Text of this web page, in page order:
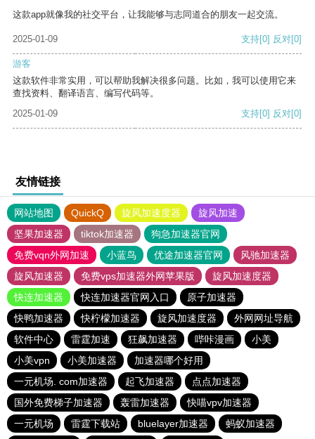
这款app就像我的社交平台，让我能够与志同道合的朋友一起交流。
2025-01-09 支持[0] 反对[0]
游客
这款软件非常实用，可以帮助我解决很多问题。比如，我可以使用它来
查找资料、翻译语言、编写代码等。
2025-01-09
支持[0] 反对[0]
友情链接
网站地图 QuickQ 旋风加速度器
旋风加速
坚果加速器
tiktok加速器
狗急加速器官网
免费vqn外网加速
小蓝鸟 优途加速器官网
风驰加速器
旋风加速器
免费vps加速器外网苹果版
旋风加速度器
快连加速器
快连加速器官网入口
原子加速器
快鸭加速器
快柠檬加速器 旋风加速度器
外网网址导航
软件中心
雷霆加速 狂飙加速器 哔咔漫画
小美
小美vpn
小美加速器
加速器哪个好用
一元机场. com加速器
起飞加速器
点点加速器
国外免费梯子加速器
轰雷加速器
快喵vpv加速器
一元机场
雷霆下载站 bluelayer加速器 蚂蚁加速器